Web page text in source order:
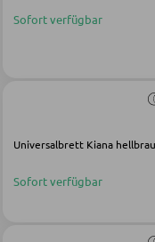
Vitrinen
TV-
LED-
LED-
LED-
Sofort verfügbar
Sofort verfügbar